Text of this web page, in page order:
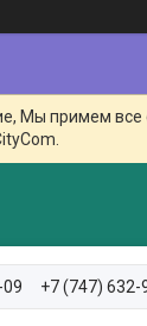
Мы примем
+7 (747) 632-